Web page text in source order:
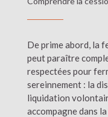
De prime abord, la
peut paraître
respectées pour
sereinnement : la
liquidation
accompagne dans